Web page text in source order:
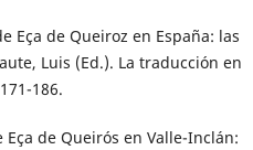
Eça de Queiroz en España: las
Luis (Ed.). La traducción en
186.
de Queirós en Valle-Inclán: